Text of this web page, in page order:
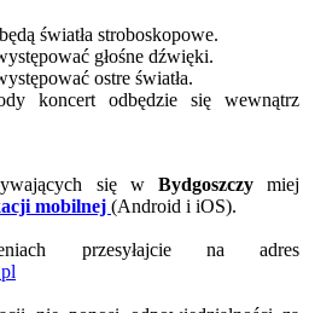
światła stroboskopowe.
głośne dźwięki.
ostre światła.
koncert odbędzie się wewnątrz
się w Bydgoszczymiej
mobilnej (Android i iOS).
przesyłajcie na adres